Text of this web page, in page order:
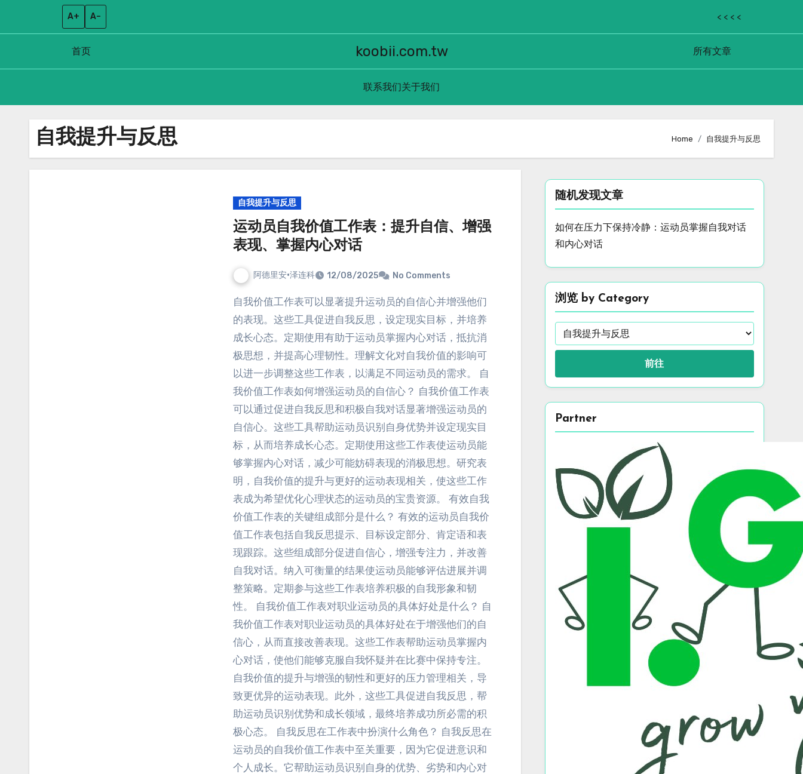
A+ A– < < < <
首页 koobii.com.tw 所有文章
联系我们关于我们
自我提升与反思 Home 自我提升与反思
自我提升与反思
运动员自我价值工作表：提升自信、增强
表现、掌握内心对话
阿德里安·泽连科 12/08/2025 No Comments
自我价值工作表可以显著提升运动员的自信心并增强他们
的表现。这些工具促进自我反思，设定现实目标，并培养
成长心态。定期使用有助于运动员掌握内心对话，抵抗消
极思想，并提高心理韧性。理解文化对自我价值的影响可
以进一步调整这些工作表，以满足不同运动员的需求。 自
我价值工作表如何增强运动员的自信心？ 自我价值工作表
可以通过促进自我反思和积极自我对话显著增强运动员的
自信心。这些工具帮助运动员识别自身优势并设定现实目
标，从而培养成长心态。定期使用这些工作表使运动员能
够掌握内心对话，减少可能妨碍表现的消极思想。研究表
明，自我价值的提升与更好的运动表现相关，使这些工作
表成为希望优化心理状态的运动员的宝贵资源。 有效自我
价值工作表的关键组成部分是什么？ 有效的运动员自我价
值工作表包括自我反思提示、目标设定部分、肯定语和表
现跟踪。这些组成部分促进自信心，增强专注力，并改善
自我对话。纳入可衡量的结果使运动员能够评估进展并调
整策略。定期参与这些工作表培养积极的自我形象和韧
性。 自我价值工作表对职业运动员的具体好处是什么？ 自
我价值工作表对职业运动员的具体好处在于增强他们的自
信心，从而直接改善表现。这些工作表帮助运动员掌握内
心对话，使他们能够克服自我怀疑并在比赛中保持专注。
自我价值的提升与增强的韧性和更好的压力管理相关，导
致更优异的运动表现。此外，这些工具促进自我反思，帮
助运动员识别优势和成长领域，最终培养成功所必需的积
极心态。 自我反思在工作表中扮演什么角色？ 自我反思在
运动员的自我价值工作表中至关重要，因为它促进意识和
个人成长。它帮助运动员识别自身的优势、劣势和内心对
随机发现文章
如何在压力下保持冷静：运动员掌握自我对话
和内心对话
浏览 by Category
前往
Partner